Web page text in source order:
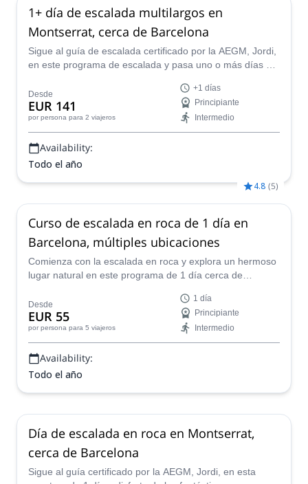
1+ día de escalada multilargos en
Montserrat, cerca de Barcelona
Sigue al guía de escalada certificado por la AEGM, Jordi,
en este programa de escalada y pasa uno o más días en
Desde
EUR 141
por persona para 2 viajeros
+1 días
Principiante
Intermedio
Availability:
Todo el año
4.8 (5)
Curso de escalada en roca de 1 día en
Barcelona, múltiples ubicaciones
Comienza con la escalada en roca y explora un hermoso
lugar natural en este programa de 1 día cerca de
Jordi.
Desde
EUR 55
por persona para 5 viajeros
1 día
Principiante
Intermedio
Availability:
Todo el año
Día de escalada en roca en Montserrat,
cerca de Barcelona
Sigue al guía certificado por la AEGM, Jordi, en esta